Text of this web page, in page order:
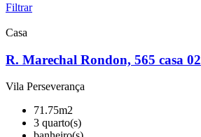
Filtrar
Casa
R. Marechal Rondon, 565 casa 02
Vila Perseverança
71.75m2
3 quarto(s)